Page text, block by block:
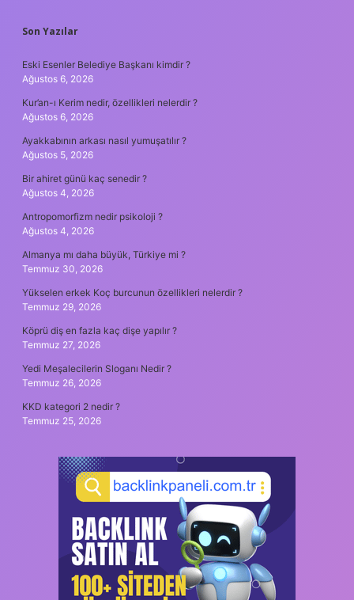
SIDEBAR
Son Yazılar
Eski Esenler Belediye Başkanı kimdir ?
Ağustos 6, 2026
Kur’an-ı Kerim nedir, özellikleri nelerdir ?
Ağustos 6, 2026
Ayakkabının arkası nasıl yumuşatılır ?
Ağustos 5, 2026
Bir ahiret günü kaç senedir ?
Ağustos 4, 2026
Antropomorfizm nedir psikoloji ?
Ağustos 4, 2026
Almanya mı daha büyük, Türkiye mi ?
Temmuz 30, 2026
Yükselen erkek Koç burcunun özellikleri nelerdir ?
Temmuz 29, 2026
Köprü diş en fazla kaç dişe yapılır ?
Temmuz 27, 2026
Yedi Meşalecilerin Sloganı Nedir ?
Temmuz 26, 2026
KKD kategori 2 nedir ?
Temmuz 25, 2026